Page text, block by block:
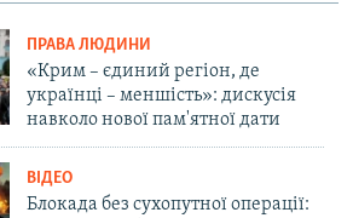
ПРАВА ЛЮДИНИ
«Крим – єдиний регіон, де
українці – меншість»: дискусія
навколо нової пам'ятної дати
ВІДЕО
Блокада без сухопутної операції: